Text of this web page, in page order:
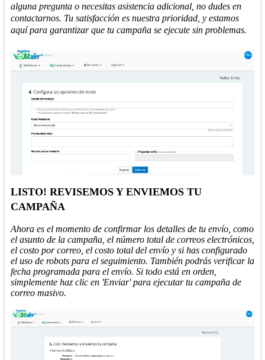
alguna pregunta o necesitas asistencia adicional, no dudes en
contactarnos. Tu satisfacción es nuestra prioridad, y estamos
aquí para garantizar que tu campaña se ejecute sin problemas.
LISTO! REVISEMOS Y ENVIEMOS TU
CAMPAÑA
Ahora es el momento de confirmar los detalles de tu envío, como
el asunto de la campaña, el número total de correos electrónicos,
el costo por correo, el costo total del envío y si has configurado
el uso de robots para el seguimiento. También podrás verificar la
fecha programada para el envío. Si todo está en orden,
simplemente haz clic en 'Enviar' para ejecutar tu campaña de
correo masivo.